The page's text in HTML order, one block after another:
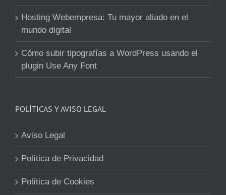
Hosting Webempresa: Tu mayor aliado en el
mundo digital
Cómo subir tipografías a WordPress usando el
plugin Use Any Font
POLÍTICAS Y AVISO LEGAL
Aviso Legal
Política de Privacidad
Política de Cookies